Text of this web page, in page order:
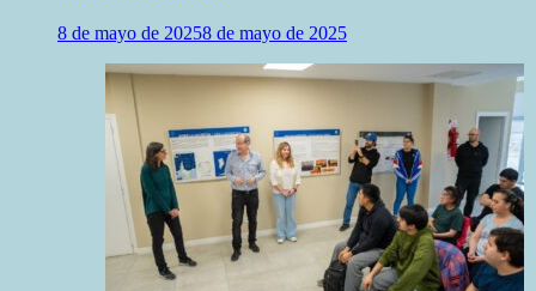
8 de mayo de 20258 de mayo de 2025